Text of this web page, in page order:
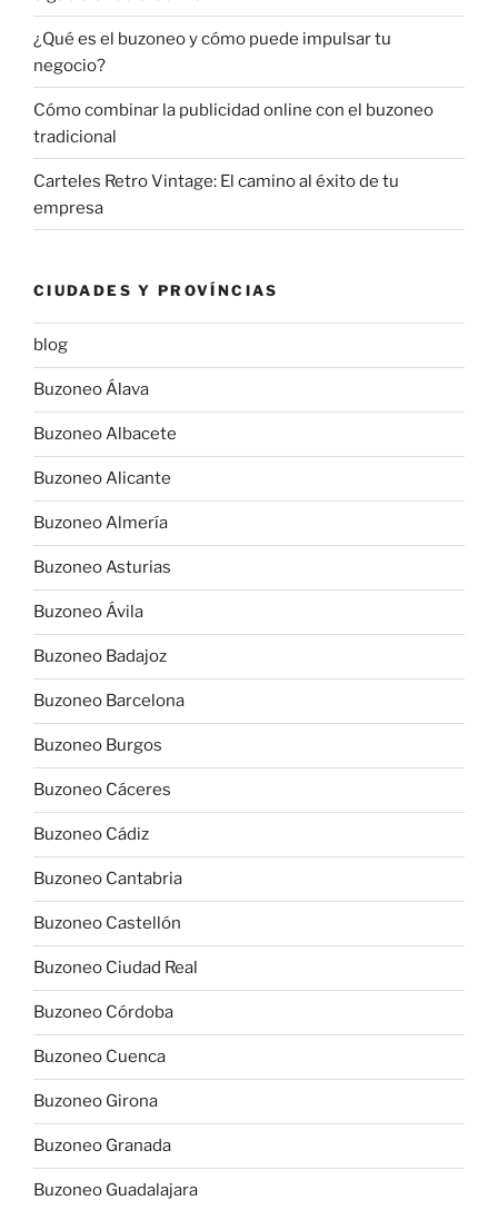
¿Qué es el buzoneo y cómo puede impulsar tu
negocio?
Cómo combinar la publicidad online con el buzoneo
tradicional
Carteles Retro Vintage: El camino al éxito de tu
empresa
CIUDADES Y PROVÍNCIAS
blog
Buzoneo Álava
Buzoneo Albacete
Buzoneo Alicante
Buzoneo Almería
Buzoneo Asturias
Buzoneo Ávila
Buzoneo Badajoz
Buzoneo Barcelona
Buzoneo Burgos
Buzoneo Cáceres
Buzoneo Cádiz
Buzoneo Cantabria
Buzoneo Castellón
Buzoneo Ciudad Real
Buzoneo Córdoba
Buzoneo Cuenca
Buzoneo Girona
Buzoneo Granada
Buzoneo Guadalajara